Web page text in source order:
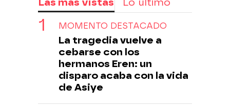
MOMENTO DESTACADO
La tragedia vuelve a
cebarse con los
hermanos Eren: un
disparo acaba con la vida
de Asiye